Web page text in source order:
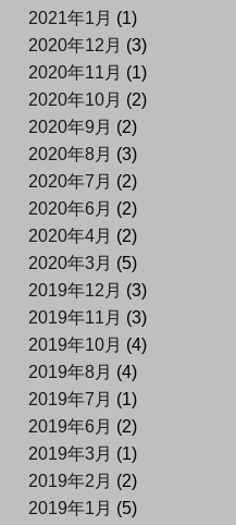
2021年1月 (1)
2020年12月 (3)
2020年11月 (1)
2020年10月 (2)
2020年9月 (2)
2020年8月 (3)
2020年7月 (2)
2020年6月 (2)
2020年4月 (2)
2020年3月 (5)
2019年12月 (3)
2019年11月 (3)
2019年10月 (4)
2019年8月 (4)
2019年7月 (1)
2019年6月 (2)
2019年3月 (1)
2019年2月 (2)
2019年1月 (5)